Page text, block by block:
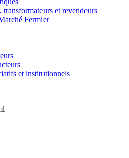
et revendeurs
Fermier
et institutionnels